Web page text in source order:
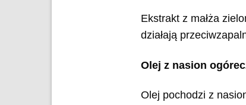
Ekstrakt z małża
działają
Olej z nasion
Olej pochodzi z